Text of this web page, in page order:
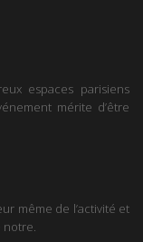
espaces parisiens
mérite d’être
même de l’activité et
notre.